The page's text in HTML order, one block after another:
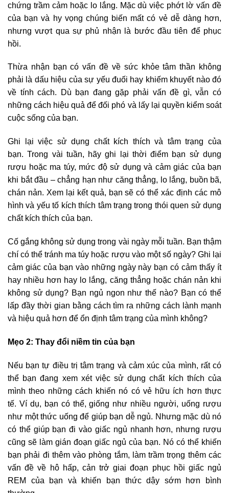
chứng trầm cảm hoặc lo lắng. Mặc dù việc phớt lờ vấn đề
của bạn và hy vọng chúng biến mất có vẻ dễ dàng hơn,
nhưng vượt qua sự phủ nhận là bước đầu tiên để phục
hồi.
Thừa nhận bạn có vấn đề về sức khỏe tâm thần không
phải là dấu hiệu của sự yếu đuối hay khiếm khuyết nào đó
về tính cách. Dù bạn đang gặp phải vấn đề gì, vẫn có
những cách hiệu quả để đối phó và lấy lại quyền kiểm soát
cuộc sống của bạn.
Ghi lại việc sử dụng chất kích thích và tâm trạng của
bạn. Trong vài tuần, hãy ghi lại thời điểm bạn sử dụng
rượu hoặc ma túy, mức độ sử dụng và cảm giác của bạn
khi bắt đầu – chẳng hạn như căng thẳng, lo lắng, buồn bã,
chán nản. Xem lại kết quả, bạn sẽ có thể xác định các mô
hình và yếu tố kích thích tâm trạng trong thói quen sử dụng
chất kích thích của bạn.
Cố gắng không sử dụng trong vài ngày mỗi tuần. Bạn thậm
chí có thể tránh ma túy hoặc rượu vào một số ngày? Ghi lại
cảm giác của bạn vào những ngày này bạn có cảm thấy ít
hay nhiều hơn hay lo lắng, căng thẳng hoặc chán nản khi
không sử dụng? Bạn ngủ ngon như thế nào? Bạn có thể
lấp đầy thời gian bằng cách tìm ra những cách lành mạnh
và hiệu quả hơn để ổn định tâm trạng của mình không?
Mẹo 2: Thay đổi niềm tin của bạn
Nếu bạn tự điều trị tâm trạng và cảm xúc của mình, rất có
thể bạn đang xem xét việc sử dụng chất kích thích của
mình theo những cách khiến nó có vẻ hữu ích hơn thực
tế. Ví dụ, bạn có thể, giống như nhiều người, uống rượu
như một thức uống để giúp bạn dễ ngủ. Nhưng mặc dù nó
có thể giúp bạn đi vào giấc ngủ nhanh hơn, nhưng rượu
cũng sẽ làm gián đoạn giấc ngủ của bạn. Nó có thể khiến
bạn phải đi thêm vào phòng tắm, làm trầm trọng thêm các
vấn đề về hô hấp, cản trở giai đoạn phục hồi giấc ngủ
REM của bạn và khiến bạn thức dậy sớm hơn bình